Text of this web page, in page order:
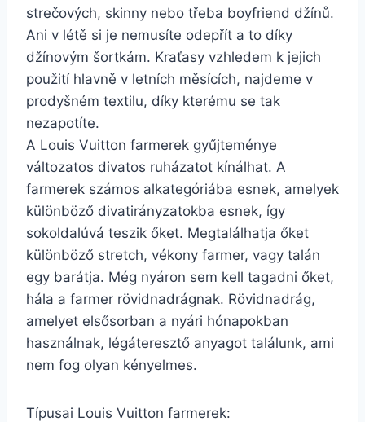
strečových, skinny nebo třeba boyfriend džínů.
Ani v létě si je nemusíte odepřít a to díky
džínovým šortkám. Kraťasy vzhledem k jejich
použití hlavně v letních měsících, najdeme v
prodyšném textilu, díky kterému se tak
nezapotíte.
A Louis Vuitton farmerek gyűjteménye
változatos divatos ruházatot kínálhat. A
farmerek számos alkategóriába esnek, amelyek
különböző divatirányzatokba esnek, így
sokoldalúvá teszik őket. Megtalálhatja őket
különböző stretch, vékony farmer, vagy talán
egy barátja. Még nyáron sem kell tagadni őket,
hála a farmer rövidnadrágnak. Rövidnadrág,
amelyet elsősorban a nyári hónapokban
használnak, légáteresztő anyagot találunk, ami
nem fog olyan kényelmes.
Típusai Louis Vuitton farmerek: